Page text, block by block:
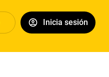
Inicia sesión